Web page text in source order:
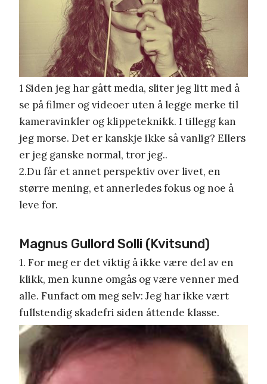
1 Siden jeg har gått media, sliter jeg litt med å
se på filmer og videoer uten å legge merke til
kameravinkler og klippeteknikk. I tillegg kan
jeg morse. Det er kanskje ikke så vanlig? Ellers
er jeg ganske normal, tror jeg..
2.Du får et annet perspektiv over livet, en
større mening, et annerledes fokus og noe å
leve for.
Magnus Gullord Solli (Kvitsund)
1. For meg er det viktig å ikke være del av en
klikk, men kunne omgås og være venner med
alle. Funfact om meg selv: Jeg har ikke vært
fullstendig skadefri siden åttende klasse.